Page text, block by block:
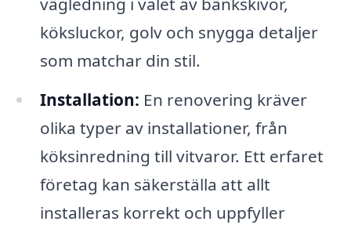
köksluckor, golv och snygga detaljer
som matchar din stil.
Installation: En renovering kräver
olika typer av installationer, från
köksinredning till vitvaror. Ett erfaret
företag kan säkerställa att allt
installeras korrekt och uppfyller